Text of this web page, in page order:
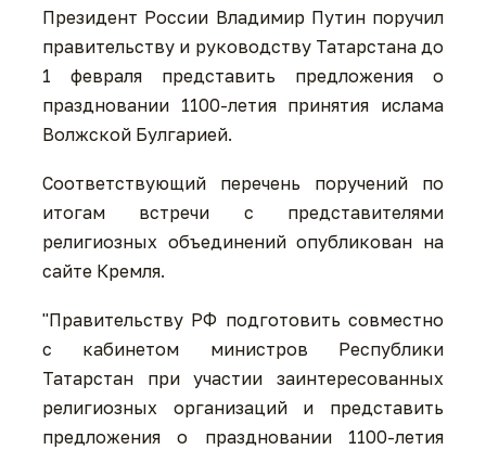
Президент России Владимир Путин поручил
правительству и руководству Татарстана до
1 февраля представить предложения о
праздновании 1100-летия принятия ислама
Волжской Булгарией.
Соответствующий перечень поручений по
итогам встречи с представителями
религиозных объединений опубликован на
сайте Кремля.
"Правительству РФ подготовить совместно
с кабинетом министров Республики
Татарстан при участии заинтересованных
религиозных организаций и представить
предложения о праздновании 1100-летия